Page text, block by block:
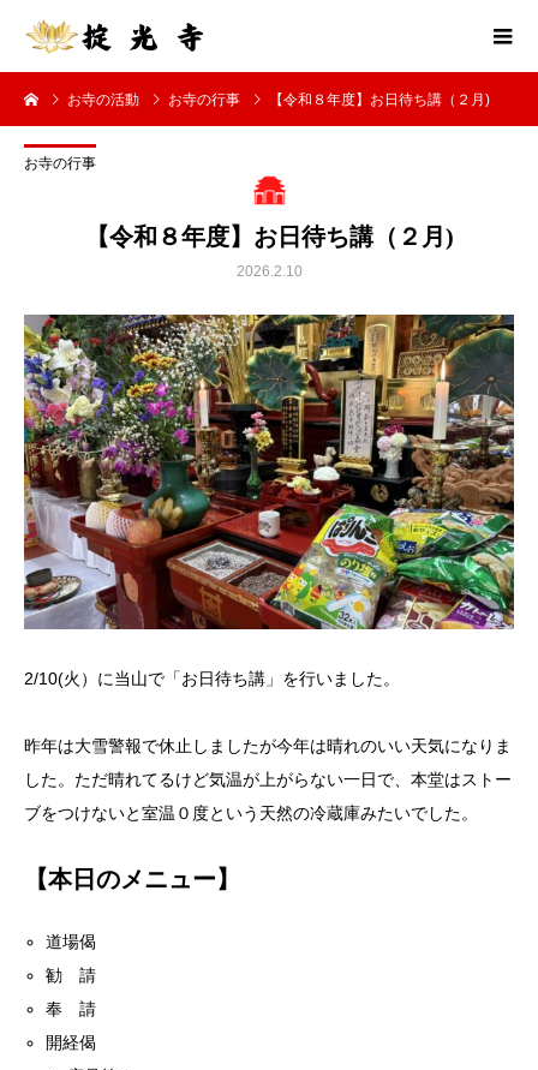
お寺の活動 お寺の行事 【令和８年度】お日待ち講（２月)
お寺の行事
【令和８年度】お日待ち講（２月)
2026.2.10
2/10(火）に当山で「お日待ち講」を行いました。
昨年は大雪警報で休止しましたが今年は晴れのいい天気になりま
した。ただ晴れてるけど気温が上がらない一日で、本堂はストー
ブをつけないと室温０度という天然の冷蔵庫みたいでした。
【本日のメニュー】
道場偈
勧 請
奉 請
開経偈